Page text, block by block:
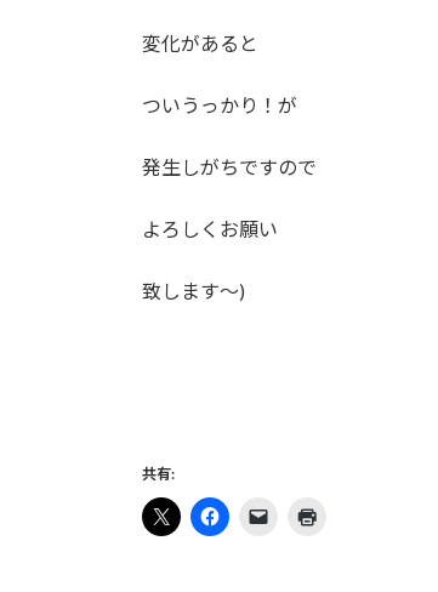
変化があると
ついうっかり！が
発生しがちですので
よろしくお願い
致します～)
共有: